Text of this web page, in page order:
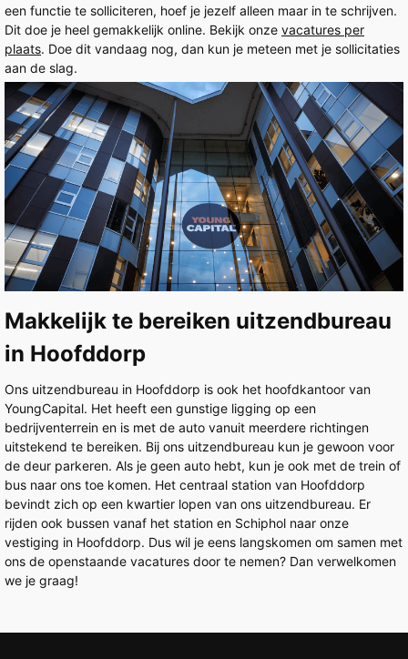
een functie te solliciteren, hoef je jezelf alleen maar in te schrijven.
Dit doe je heel gemakkelijk online. Bekijk onze vacatures per
plaats. Doe dit vandaag nog, dan kun je meteen met je sollicitaties
aan de slag.
Makkelijk te bereiken uitzendbureau
in Hoofddorp
Ons uitzendbureau in Hoofddorp is ook het hoofdkantoor van
YoungCapital. Het heeft een gunstige ligging op een
bedrijventerrein en is met de auto vanuit meerdere richtingen
uitstekend te bereiken. Bij ons uitzendbureau kun je gewoon voor
de deur parkeren. Als je geen auto hebt, kun je ook met de trein of
bus naar ons toe komen. Het centraal station van Hoofddorp
bevindt zich op een kwartier lopen van ons uitzendbureau. Er
rijden ook bussen vanaf het station en Schiphol naar onze
vestiging in Hoofddorp. Dus wil je eens langskomen om samen met
ons de openstaande vacatures door te nemen? Dan verwelkomen
we je graag!